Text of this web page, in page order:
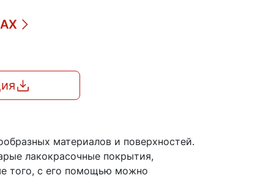
материалов и поверхностей.
лакокрасочные покрытия,
того, с его помощью можно